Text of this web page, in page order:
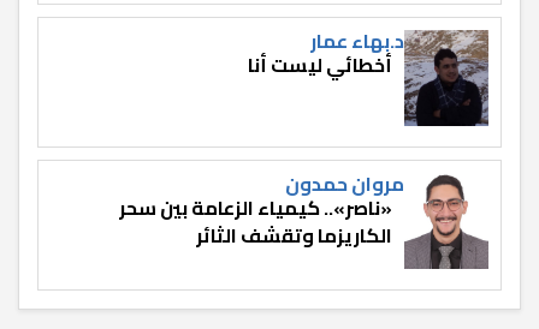
د.بهاء عمار
أخطائي ليست أنا
مروان حمدون
«ناصر».. كيمياء الزعامة بين سحر
الكاريزما وتقشف الثائر